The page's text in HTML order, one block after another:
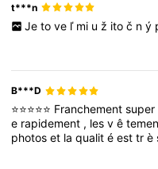
t***n
Je to ve ľ mi u ž ito č n ý
B***D
⭐️⭐️⭐️⭐️⭐️ Franchementsuper
e rapidement , lesvê
photoset laqualitéesttrè